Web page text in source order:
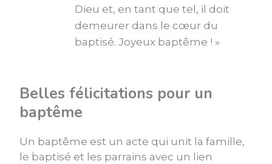
Dieu et, en tant que tel, il doit
demeurer dans le cœur du
baptisé. Joyeux baptême ! »
Belles félicitations pour un
baptême
Un baptême est un acte qui unit la famille,
le baptisé et les parrains avec un lien